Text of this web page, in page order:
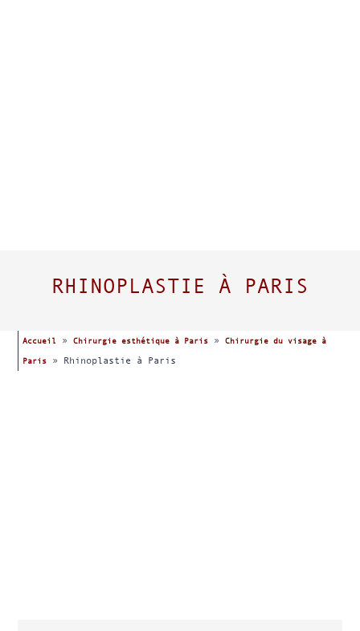
RHINOPLASTIE À PARIS
Accueil » Chirurgie esthétique à Paris» Chirurgie du visage à
Paris» Rhinoplastie à Paris